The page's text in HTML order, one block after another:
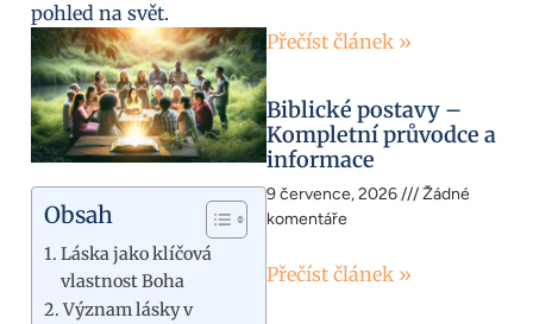
pohled na svět.
Obsah
Láska jako klíčová
vlastnost Boha
Význam lásky v
Přečíst článek »
Biblické postavy –
Kompletní průvodce a
informace
9 července, 2026
Žádné
komentáře
Přečíst článek »